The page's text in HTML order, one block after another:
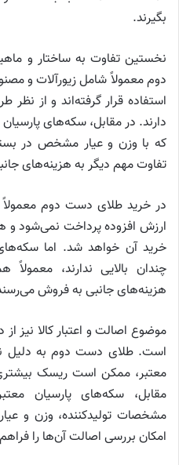
بگیرند.
نخستین تفاوت به ساختار و
دوم معمولاً شامل زیورآلات و
استفاده قرار گرفته‌اند و از
دارند. در مقابل، سکه‌های
که با وزن و عیار مشخص در
تفاوت مهم دیگر به هزینه‌های
در خرید طلای دست دوم
ارزش افزوده پرداخت نمی‌شود
خرید آن خواهد شد. اما
چندان بالایی ندارند،
هزینه‌های جانبی به فروش
موضوع اصالت و اعتبار کالا نیز
است. طلای دست دوم به دلیل
معتبر، ممکن است ریسک
مقابل، سکه‌های پارسیان
مشخصات تولیدکننده، وزن و
امکان بررسی اصالت آن‌ها را